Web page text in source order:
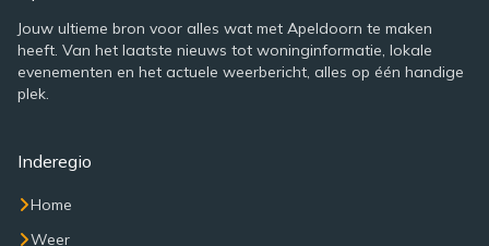
Jouw ultieme bron voor alles wat met Apeldoorn te maken
heeft. Van het laatste nieuws tot woninginformatie, lokale
evenementen en het actuele weerbericht, alles op één handige
plek.
Inderegio
Home
Weer